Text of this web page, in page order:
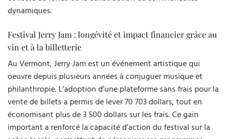
dynamiques.
Festival Jerry Jam : longévité et impact financier grâce au
vin et à la billetterie
Au Vermont, Jerry Jam est un événement artistique qui
oeuvre depuis plusieurs années à conjuguer musique et
philanthropie. L’adoption d’une plateforme sans frais pour la
vente de billets a permis de lever 70 703 dollars, tout en
économisant plus de 3 500 dollars sur les frais. Ce gain
important a renforcé la capacité d’action du festival sur la